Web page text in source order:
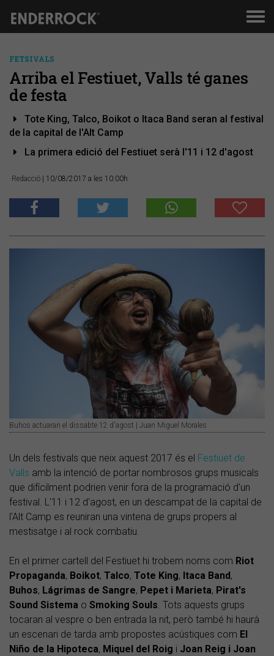
FETSIVALS
Arriba el Festiuet, Valls té ganes
de festa
Tote King, Talco, Boikot o Itaca Band seran al festival
de la capital de l'Alt Camp
La primera edició del Festiuet serà l'11 i 12 d'agost
Redacció | 10/08/2017 a les 10:00h
Buhos actuaran el dissabte 12 d'agost | Juan Miguel Morales
Un dels festivals que neix aquest 2017 és el Festiuet de
Valls amb la intenció de portar nombrosos grups musicals
que difícilment podrien venir fora de la programació d'un
festival. L'11 i 12 d'agost, en un descampat de la capital de
l'Alt Camp es reuniran una vintena de grups propers al
mestisatge i al rock combatiu.
En el primer cartell del Festiuet hi trobem noms com Riot
Propaganda, Boikot, Talco, Tote King, Itaca Band ,
Buhos, Lágrimas de Sangre, Pepet i Marieta, Pirat's
Sound Sistema o Smoking Souls. Tots aquests grups
tocaran al vespre o ben entrada la nit, però també hi haurà
un escenari de tarda amb propostes acústiques com El
Niño de la Hipoteca, Miquel del Roig i Joan Reig i Joan